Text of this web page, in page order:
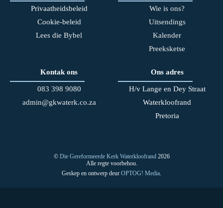
Privaatheidsbeleid
Cookie-beleid
Lees die Bybel
Wie is ons?
Uitsendings
Kalender
Preeksketse
Kontak ons
083 398 9080
admin@gkwaterk.co.za
Ons adres
H/v Lange en Dey Straat
Waterkloofrand
Pretoria
© Die Gereformeerde Kerk Waterkloofrand2026
Alle regte voorbehou.
Geskep en ontwerp deur OPTOG! Media